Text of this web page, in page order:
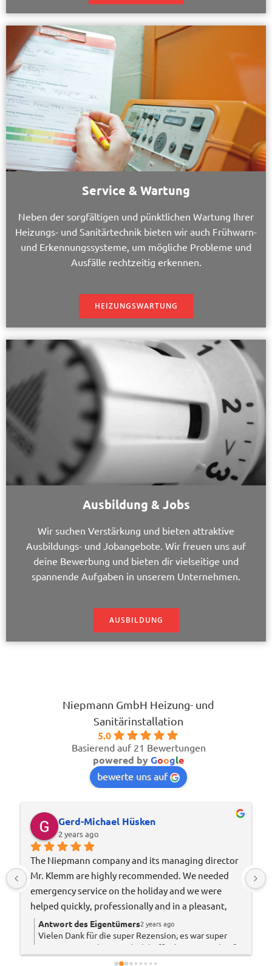
Service & Wartung
Neben der sorgfältigen und pünktlichen Wartung Ihrer
Heizungs- und Sanitärtechnik bieten wir auch Frühwarn-
und Erkennungssysteme, um mögliche Probleme und
Ausfälle rechtzeitig erkennen.
HEIZUNGSWARTUNG
Ausbildung & Jobs
Wir suchen Verstärkung und bieten attraktive
Ausbildungs- und Jobangebote. Wir freuen uns auf
deine Bewerbung und bieten dir vielseitige und
spannende Aufgaben in unserem Unternehmen.
AUSBILDUNG
Niepmann GmbH Heizung- und
Sanitärinstallation
5.0
Basierend auf 21 Bewertungen
powered byGoogle
bewerte uns auf
Gerd-Michael Hüsken
2 years ago
The Niepmann company and its managing director
Mr. Klemm are highly recommended. We needed
emergency service on the holiday and we were
helped quickly, professionally and in a pleasant,
humane manner. Plus a friendly conversation! 5
stars!
Antwort des Eigentümers2 years ago
Vielen Dank für die super Rezension, es war super
entspannt mit Ihnen und ich hoffe das wir in Zukunft
weiter zusammenarbeiten. Gerne arbeiten wir für so